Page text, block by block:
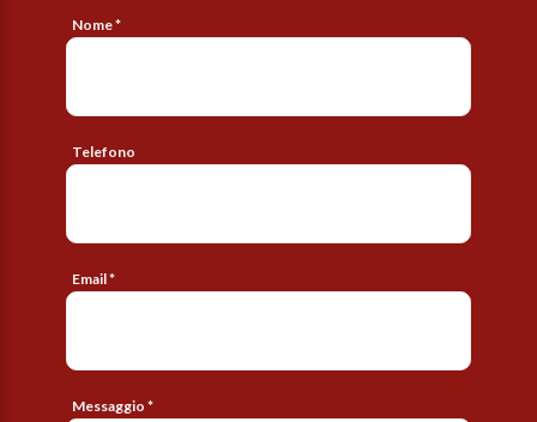
Nome *
Telefono
Email *
Messaggio *